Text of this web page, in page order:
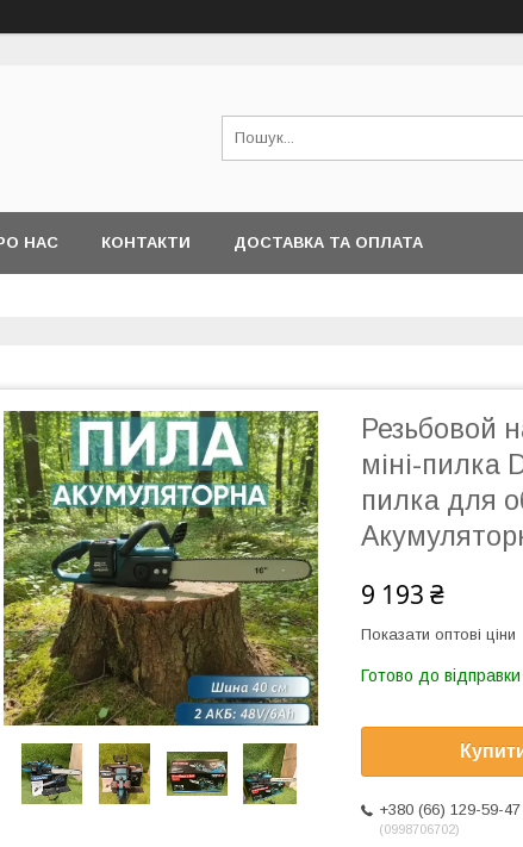
НАС КОНТАКТИ ДОСТАВКА ТА ОПЛАТА
Резьбовой
міні-пилка
пилка для
9 193 ₴
Показати оптові ціни
Готово до відправки
+380 (66) 129-59-47
0998706702